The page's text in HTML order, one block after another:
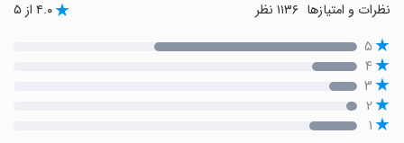
نظرات و امتیازها ۴.۰ از ۵
۵
۴
۳
۲
۱